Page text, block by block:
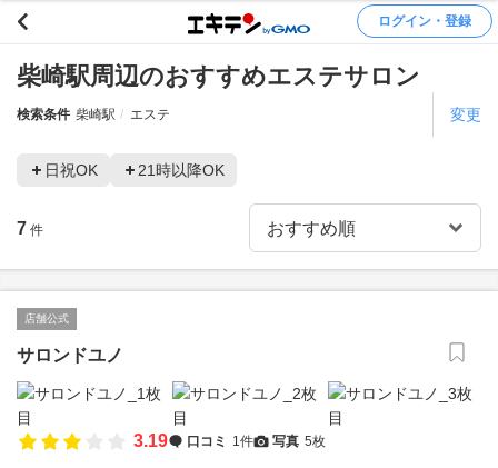
ログイン・登録
柴崎駅周辺のおすすめエステサロン
検索条件 柴崎駅 エステ 変更
日祝OK 21時以降OK
7 件
店舗公式
サロンドユノ
3.19 口コミ 1件 写真 5枚